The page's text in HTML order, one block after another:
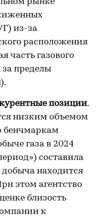
из-за
расположения
часть газового
за пределы
позиции.
низким объемом
бенчмаркам
газа в 2024
составила
добыча находится
этом агентство
близость
к